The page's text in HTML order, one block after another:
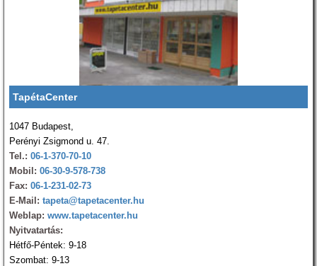
TapétaCenter
1047 Budapest,
Perényi Zsigmond u. 47.
Tel.: 06-1-370-70-10
Mobil: 06-30-9-578-738
Fax: 06-1-231-02-73
E-Mail: tapeta@tapetacenter.hu
Weblap: www.tapetacenter.hu
Nyitvatartás:
Hétfő-Péntek: 9-18
Szombat: 9-13